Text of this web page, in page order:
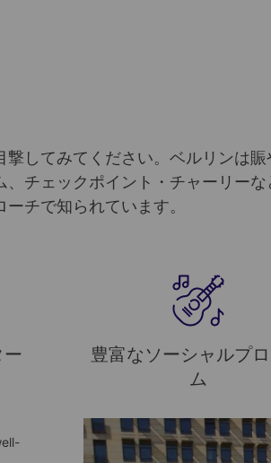
してみてください。ベルリンは
チェックポイント・チャーリー
チで知られています。
豊富なソーシャルプ
ム